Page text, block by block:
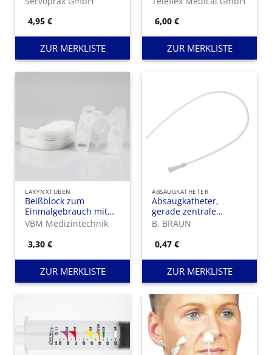
4,95€
ZUR MERKLISTE
6,00€
ZUR MERKLISTE
LARYNXTUBEN
Beißblock zum
Einmalgebrauch mit
elastischem Halsband
VBM Medizintechnik
3,30€
ZUR MERKLISTE
ABSAUGKATHETER
Absaugkatheter,
gerade zentrale
Öffnung, 2 seitliche
B. BRAUN
0,47€
ZUR MERKLISTE